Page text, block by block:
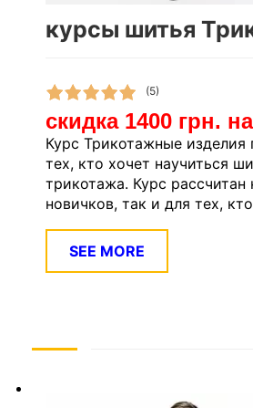
курсы шитья
(5)
скидка 1400 грн.
Курс Трикотажные изделия
тех, кто хочет научиться
трикотажа. Курс рассчитан
новичков, так и для тех,
SEE MORE